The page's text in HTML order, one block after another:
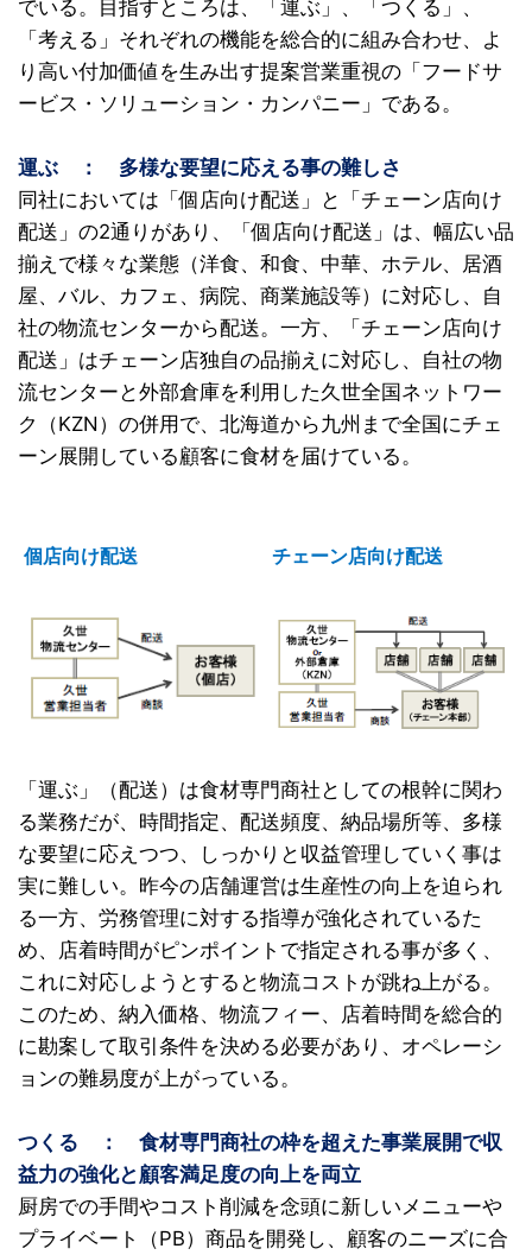
でいる。目指すところは、「運ぶ」、「つくる」、
「考える」それぞれの機能を総合的に組み合わせ、よ
り高い付加価値を生み出す提案営業重視の「フードサ
ービス・ソリューション・カンパニー」である。
運ぶ ：
多様な要望に応える事の難しさ
同社においては「個店向け配送」と「チェーン店向け
配送」の2通りがあり、「個店向け配送」は、幅広い品
揃えで様々な業態（洋食、和食、中華、ホテル、居酒
屋、バル、カフェ、病院、商業施設等）に対応し、自
社の物流センターから配送。一方、「チェーン店向け
配送」はチェーン店独自の品揃えに対応し、自社の物
流センターと外部倉庫を利用した久世全国ネットワー
ク（KZN）の併用で、北海道から九州まで全国にチェ
ーン展開している顧客に食材を届けている。
個店向け配送 チェーン店向け配送
「運ぶ」（配送）は食材専門商社としての根幹に関わ
る業務だが、時間指定、配送頻度、納品場所等、多様
な要望に応えつつ、しっかりと収益管理していく事は
実に難しい。昨今の店舗運営は生産性の向上を迫られ
る一方、労務管理に対する指導が強化されているた
め、店着時間がピンポイントで指定される事が多く、
これに対応しようとすると物流コストが跳ね上がる。
このため、納入価格、物流フィー、店着時間を総合的
に勘案して取引条件を決める必要があり、オペレーシ
ョンの難易度が上がっている。
つくる ：
食材専門商社の枠を超えた事業展開で収
益力の強化と顧客満足度の向上を両立
厨房での手間やコスト削減を念頭に新しいメニューや
プライベート（PB）商品を開発し、顧客のニーズに合